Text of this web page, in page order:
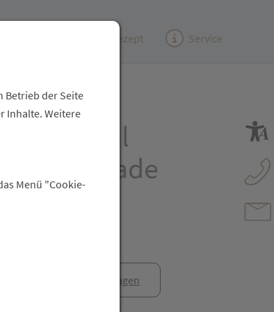
(e)Rezept Service
Canal
8cm Gerade
1st
Rezept anfragen
Betrieb der Seite
Inhalte. Weitere
Menü "Cookie-